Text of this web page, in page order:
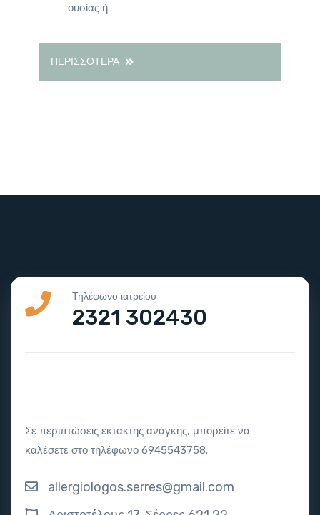
ουσίας ή
ΠΕΡΙΣΣΟΤΕΡΑ
Τηλέφωνο ιατρείου
2321 302430
Σε περιπτώσεις έκτακτης ανάγκης, μπορείτε να
καλέσετε στο τηλέφωνο 6945543758.
allergiologos.serres@gmail.com